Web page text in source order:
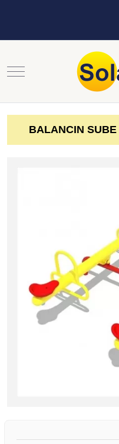
Mobile Menu Toggle
BALANCIN